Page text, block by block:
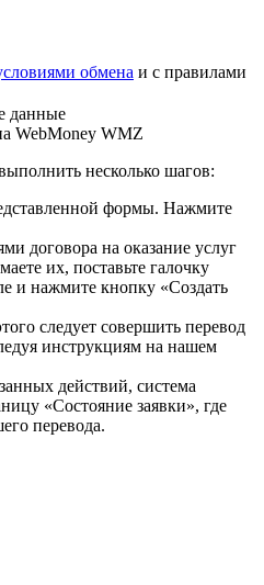
обмена и с правилами
данные
WebMoney WMZ
несколько шагов:
формы. Нажмите
договора на оказание услуг
их, поставьте галочку
и нажмите кнопку «Создать
следует совершить перевод
инструкциям на нашем
действий, система
«Состояние заявки», где
перевода.